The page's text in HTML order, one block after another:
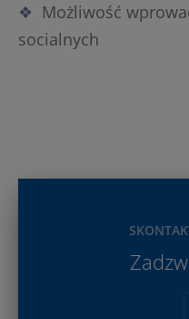
Możliwość
socialnych